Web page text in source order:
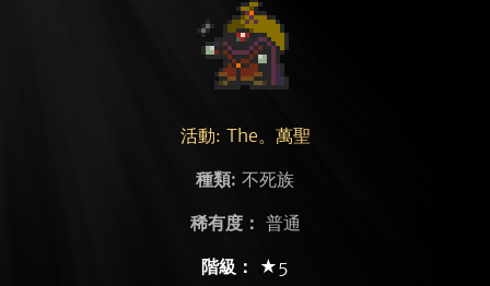
活動: The。萬聖
種類: 不死族
稀有度： 普通
階級：
★5